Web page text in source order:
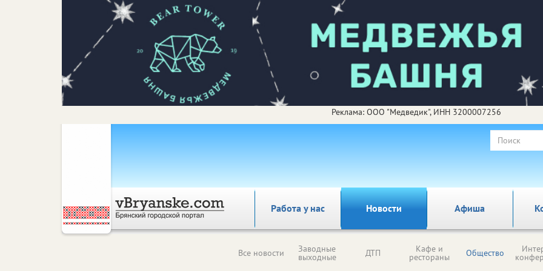
Реклама: ООО "Медведик", ИНН 3200007256
Работа у нас Новости Афиша
Все новости Заводные
выходные ДТП Кафе и
рестораны Общество